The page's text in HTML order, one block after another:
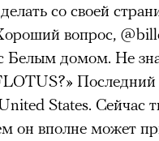
со своей
вопрос,
Белым домом. Не
States. Сейчас
он вполне может